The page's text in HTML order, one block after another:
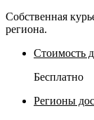
Собственная
региона.
Стоимость
Бесплатно
Регионы